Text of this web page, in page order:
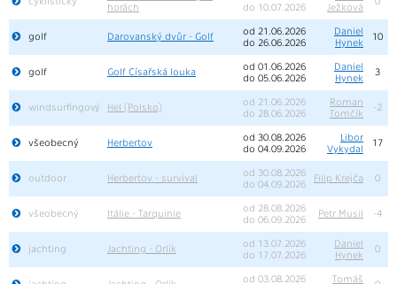
horách
do 10.07.2026
Ježková
golf Darovanský dvůr - Golf
od 21.06.2026
do 26.06.2026
Daniel
Hynek
10
golf Golf Císařská louka
od 01.06.2026
do 05.06.2026
Daniel
Hynek
3
windsurfingový Hel (Polsko)
od 21.06.2026
do 28.06.2026
Roman
Tomčík
-2
všeobecný Herbertov
od 30.08.2026
do 04.09.2026
Libor
Vykydal
17
outdoor Herbertov - survival
od 30.08.2026
do 04.09.2026
Filip Krejča 0
všeobecný Itálie - Tarquinie
od 28.08.2026
do 06.09.2026
Petr Musil -4
jachting Jachting - Orlík
od 13.07.2026
do 17.07.2026
Daniel
Hynek
0
od 03.08.2026
Tomáš